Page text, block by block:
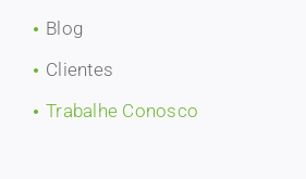
Blog
Clientes
Trabalhe Conosco